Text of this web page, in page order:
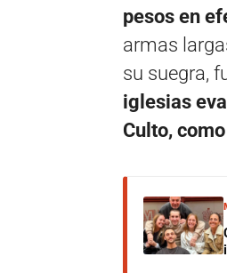
pesos en
armas
su suegra,
iglesias
Culto,